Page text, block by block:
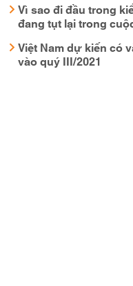
Vì sao đi đầu trong
đang tụt lại trong
Việt Nam dự kiến có
vào quý III/2021